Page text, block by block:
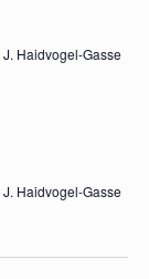
J. Haidvogel-Gasse
J. Haidvogel-Gasse